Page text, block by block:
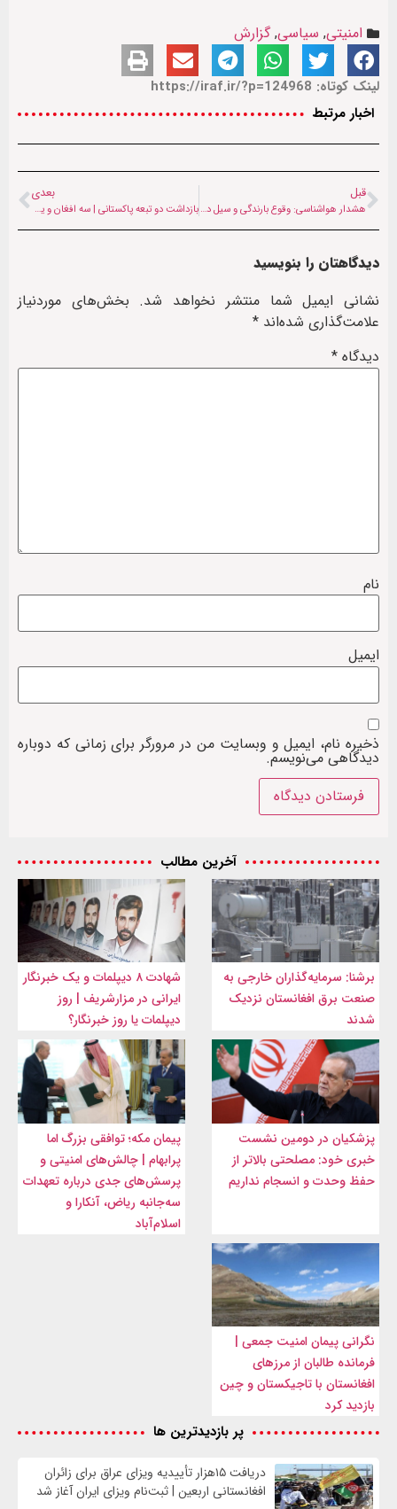
امنیتی, سیاسی,گزارش
لینک کوتاه: https://iraf.ir/?p=124968
اخبار مرتبط
قبل
هشدار هواشناسی: وقوع بارندگی و سیل در ۱۶ ولایت افغانستان (۱۴ خرداد ۱۴۰۵)
بعدی
بازداشت دو تبعه پاکستانی | سه افغان و یک پاکستانی قربانی آتش‌سوزی عمدی در ایتالیا شدند
دیدگاهتان را بنویسید
نشانی ایمیل شما منتشر نخواهد شد. بخش‌های موردنیاز
علامت‌گذاری شده‌اند *
دیدگاه *
نام
ایمیل
ذخیره نام، ایمیل و وبسایت من در مرورگر برای زمانی که دوباره
دیدگاهی می‌نویسم.
آخرین مطالب
برشنا: سرمایه‌گذاران خارجی به
صنعت برق افغانستان نزدیک
شدند
شهادت ۸ دیپلمات و یک خبرنگار
ایرانی در مزارشریف | روز
دیپلمات یا روز خبرنگار؟
پزشکیان در دومین نشست
خبری خود: مصلحتی بالاتر از
حفظ وحدت و انسجام نداریم
پیمان مکه؛ توافقی بزرگ اما
پرابهام | چالش‌های امنیتی و
پرسش‌های جدی درباره تعهدات
سه‌جانبه ریاض، آنکارا و
اسلام‌آباد
نگرانی پیمان امنیت جمعی |
فرمانده طالبان از مرزهای
افغانستان با تاجیکستان و چین
بازدید کرد
پر بازدیدترین ها
دریافت ۱۵هزار تأییدیه ویزای عراق برای زائران
افغانستانی اربعین | ثبت‌نام ویزای ایران آغاز شد